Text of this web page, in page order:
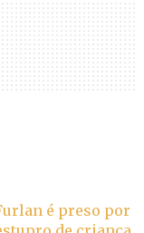
é preso por